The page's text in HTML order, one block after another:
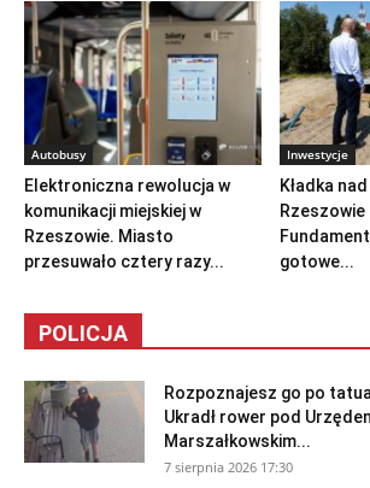
Autobusy
Elektroniczna rewolucja w
komunikacji miejskiej w
Rzeszowie. Miasto
przesuwało cztery razy...
Inwestycje
Kładka
gotowe...
POLICJA
Rozpoznajesz go po
Ukradł rower pod
Marszałkowskim...
7 sierpnia 2026 17:30